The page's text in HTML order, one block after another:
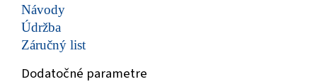
Návody
Údržba
Záručný list
Dodatočné parametre